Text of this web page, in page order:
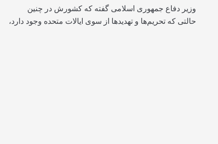
وزیر دفاع جمهوری اسلامی گفته که کشورش در چنین
حالتی که تحریم‌ها و تهدیدها از سوی ایالات متحده وجود دارد،